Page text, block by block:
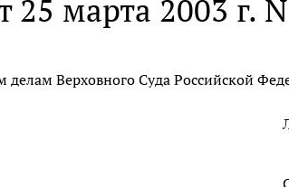
25 марта 2003 г.
Верховного Суда Российской